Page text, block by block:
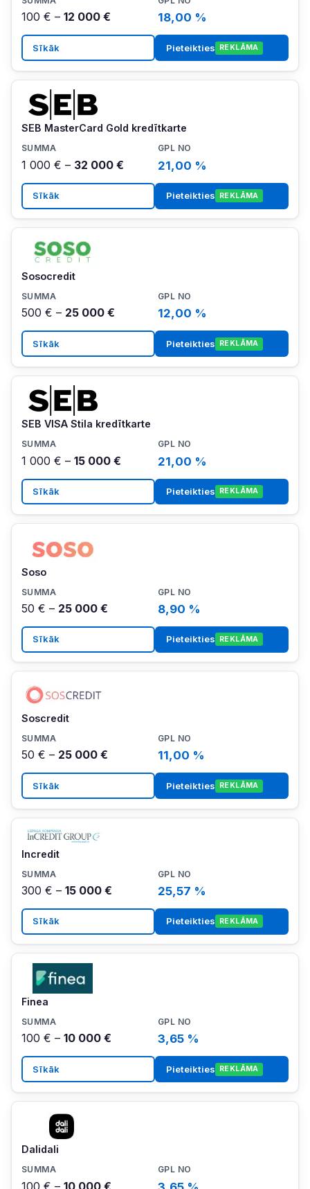
100 € – 12 000 € 18,00 %
Sīkāk Pieteikties REKLĀMA
SEB MasterCard Gold kredītkarte
1 000 € – 32 000 € 21,00 %
Sīkāk Pieteikties REKLĀMA
Sosocredit
500 € – 25 000 € 12,00 %
Sīkāk Pieteikties REKLĀMA
SEB VISA Stila kredītkarte
1 000 € – 15 000 € 21,00 %
Sīkāk Pieteikties REKLĀMA
Soso
50 € – 25 000 € 8,90 %
Sīkāk Pieteikties REKLĀMA
Soscredit
50 € – 25 000 € 11,00 %
Sīkāk Pieteikties REKLĀMA
Incredit
300 € – 15 000 € 25,57 %
Sīkāk Pieteikties REKLĀMA
Finea
100 € – 10 000 € 3,65 %
Sīkāk Pieteikties REKLĀMA
Dalidali
100 € – 10 000 €